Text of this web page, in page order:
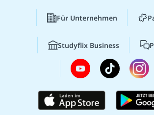
Für Unternehmen
Studyflix Business